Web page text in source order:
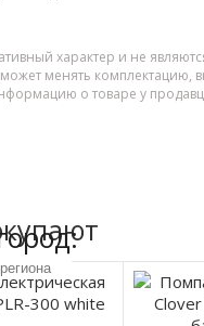
характер и не
менять комплектацию,
о товаре у